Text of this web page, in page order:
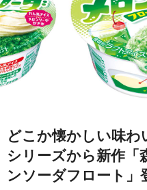
どこか懐かしい味
シリーズから新作「
ンソーダフロート」